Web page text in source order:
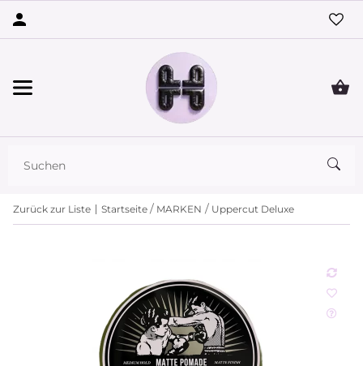
Zurück zur Liste Startseite MARKEN Uppercut Deluxe